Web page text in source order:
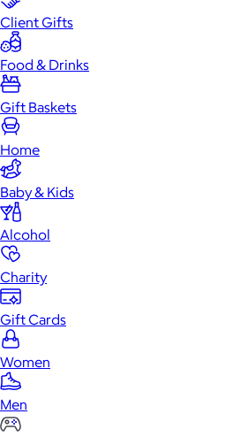
Client Gifts
Food & Drinks
Gift Baskets
Home
Baby & Kids
Alcohol
Charity
Gift Cards
Women
Men